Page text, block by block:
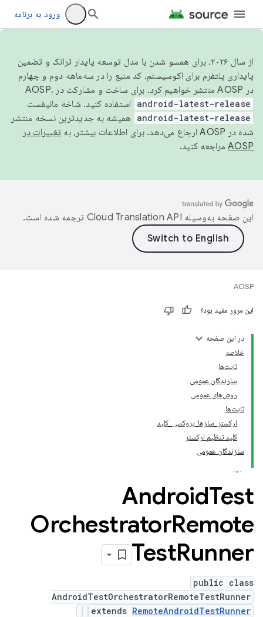
ورود به برنامه
از سال ۲۰۲۶، برای همسو شدن با مدل توسعه پایدار ترانک و تضمین
پایداری پلتفرم برای اکوسیستم، کد منبع را در سه‌ماهه دوم و چهارم
در AOSP منتشر خواهیم کرد. برای ساخت و مشارکت در AOSP،
android-latest-release استفاده کنید. شاخه مانیفست
android-latest-release
همیشه به جدیدترین نسخه منتشر
شده در AOSP ارجاع می‌دهد. برای اطلاعات بیشتر، به
تغییرات در
AOSP مراجعه کنید.
این صفحه به‌وسیله ترجمه شده است.
AOSP
این مرور مفید بود؟
در این صفحه
خلاصه
ثابت‌ها
سازندگان عمومی
روش‌های عمومی
ثابت‌ها
ارکستر_سازها_پروکسی_کلید
کلید تنظیم ارکستر
سازندگان عمومی
AndroidTest
OrchestratorRemote
TestRunner
public class
AndroidTestOrchestratorRemoteTestRunner
extends RemoteAndroidTestRunner